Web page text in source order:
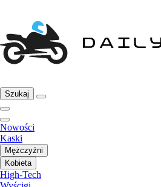
Szukaj
Nowości
Kaski
Mężczyźni
Kobieta
High-Tech